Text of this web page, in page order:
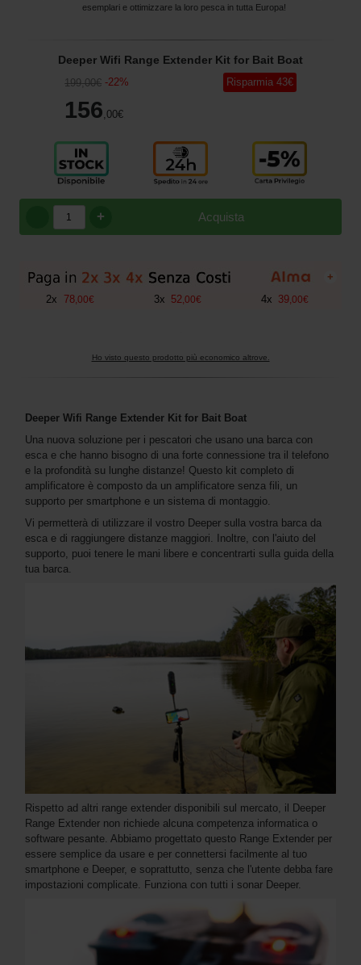
esemplari e ottimizzare la loro pesca in tutta Europa!
Deeper Wifi Range Extender Kit for Bait Boat
199,00€ -22%
156 ,00€
Risparmia 43€
Acquista
+
+
2x 78, 00€ 3x 52 00€ 4x 39 ,00€
Ho visto questo prodotto più economico altrove.
Deeper Wifi Range Extender Kit for Bait Boat
Una nuova soluzione per i pescatori che usano una barca con
esca e che hanno bisogno di una forte connessione tra il telefono
e la profondità su lunghe distanze! Questo kit completo di
amplificatore è composto da un amplificatore senza fili, un
supporto per smartphone e un sistema di montaggio.
Vi permetterà di utilizzare il vostro Deeper sulla vostra barca da
esca e di raggiungere distanze maggiori. Inoltre, con l'aiuto del
supporto, puoi tenere le mani libere e concentrarti sulla guida della
tua barca.
Rispetto ad altri range extender disponibili sul mercato, il Deeper
Range Extender non richiede alcuna competenza informatica o
software pesante. Abbiamo progettato questo Range Extender per
essere semplice da usare e per connettersi facilmente al tuo
smartphone e Deeper, e soprattutto, senza che l'utente debba fare
impostazioni complicate. Funziona con tutti i sonar Deeper.